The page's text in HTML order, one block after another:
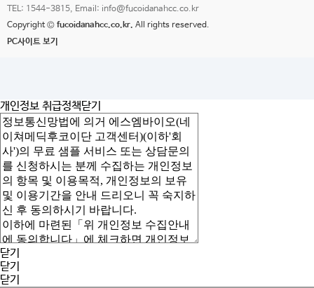
TEL: 1544-3815, Email: info@fucoidanahcc.co.kr
Copyright © fucoidanahcc.co.kr. All rights reserved.
PC사이트 보기
개인정보 취급정책닫기
닫기
닫기
닫기